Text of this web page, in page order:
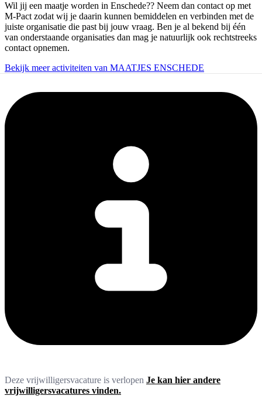
Wil jij een maatje worden in Enschede?? Neem dan contact op met
M-Pact zodat wij je daarin kunnen bemiddelen en verbinden met de
juiste organisatie die past bij jouw vraag. Ben je al bekend bij één
van onderstaande organisaties dan mag je natuurlijk ook rechtstreeks
contact opnemen.
Bekijk meer activiteiten van MAATJES ENSCHEDE
Deze vrijwilligersvacature is verlopen Je kan hier andere
vrijwilligersvacatures vinden.